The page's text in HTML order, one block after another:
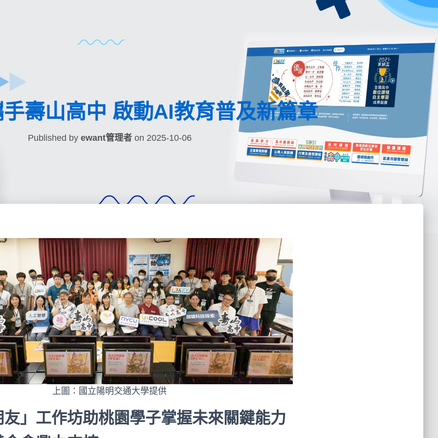
壽山高中 啟動AI教育普及新篇章
Published by ewant管理者on 2025-10-06
上圖：國立陽明交通大學提供
」工作坊助桃園學子掌握未來關鍵能力